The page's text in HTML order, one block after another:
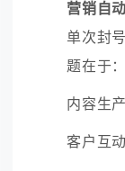
营销自
单次封
题在于：
内容生
客户互